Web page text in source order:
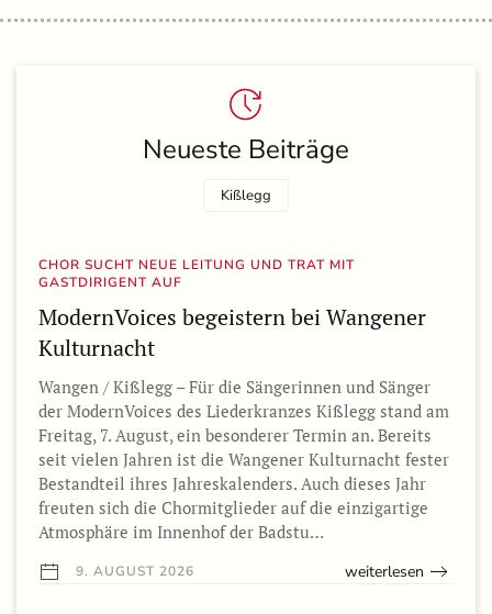
Neueste Beiträge
Kißlegg
CHOR SUCHT NEUE LEITUNG UND TRAT MIT
GASTDIRIGENT AUF
ModernVoices begeistern bei Wangener
Kulturnacht
Wangen / Kißlegg – Für die Sängerinnen und Sänger
der ModernVoices des Liederkranzes Kißlegg stand am
Freitag, 7. August, ein besonderer Termin an. Bereits
seit vielen Jahren ist die Wangener Kulturnacht fester
Bestandteil ihres Jahreskalenders. Auch dieses Jahr
freuten sich die Chormitglieder auf die einzigartige
Atmosphäre im Innenhof der Badstu…
9. AUGUST 2026 weiterlesen